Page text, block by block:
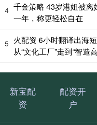
4 千金策略 43岁港姐被
一年，称更轻松自在
5 火配资 6小时翻译出海
从“文化工厂”走到“智造
新宝配
资
配资开
户